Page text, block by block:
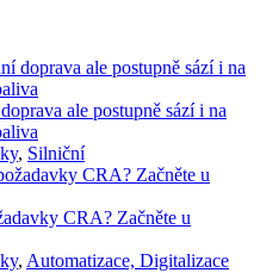
ale postupně sází i na
, Silniční
CRA? Začněte u
, Automatizace, Digitalizace